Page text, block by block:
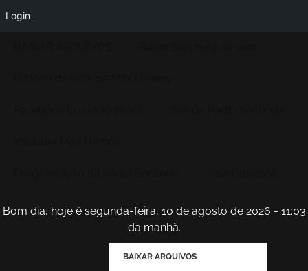
Bom dia, hoje é segunda-feira, 10 de agosto de 2026 - 11:03
da manhã.
BAIXAR ARQUIVOS
Login